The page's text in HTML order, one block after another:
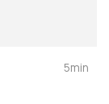
5min